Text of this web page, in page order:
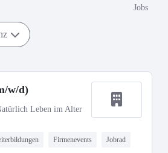
Jobs
w/d)
Leben im Alter
Firmenevents Jobrad